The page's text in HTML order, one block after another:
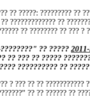
?? ?????: ????????? ??
????????????? ??
?? ???????? ?? ??? ?
?? ?????
?? ??? ?? ?????
?????????? ??
? ??? ?? ??
?? ?? ?????? ??